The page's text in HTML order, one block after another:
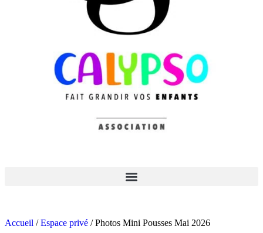
Accueil /Espace privé / Photos Mini Pousses Mai 2026